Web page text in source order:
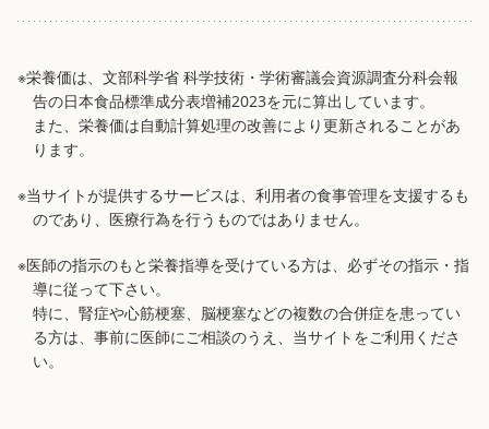
※栄養価は、文部科学省 科学技術・学術審議会資源調査分科会報
告の日本食品標準成分表増補2023を元に算出しています。
また、栄養価は自動計算処理の改善により更新されることがあ
ります。
※当サイトが提供するサービスは、利用者の食事管理を支援するも
のであり、医療行為を行うものではありません。
※医師の指示のもと栄養指導を受けている方は、必ずその指示・指
導に従って下さい。
特に、腎症や心筋梗塞、脳梗塞などの複数の合併症を患ってい
る方は、事前に医師にご相談のうえ、当サイトをご利用くださ
い。